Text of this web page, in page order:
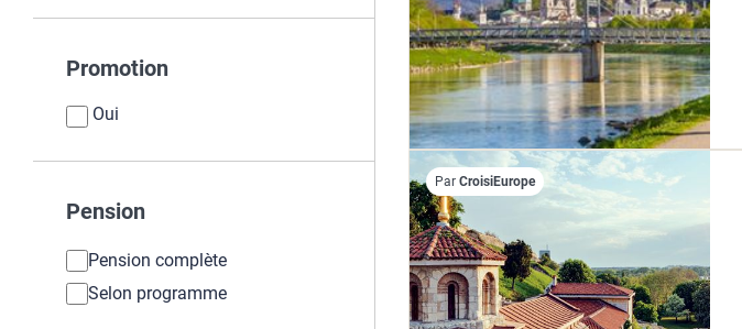
Promotion
Oui
Pension
Pension complète
Selon programme
Par CroisiEurope